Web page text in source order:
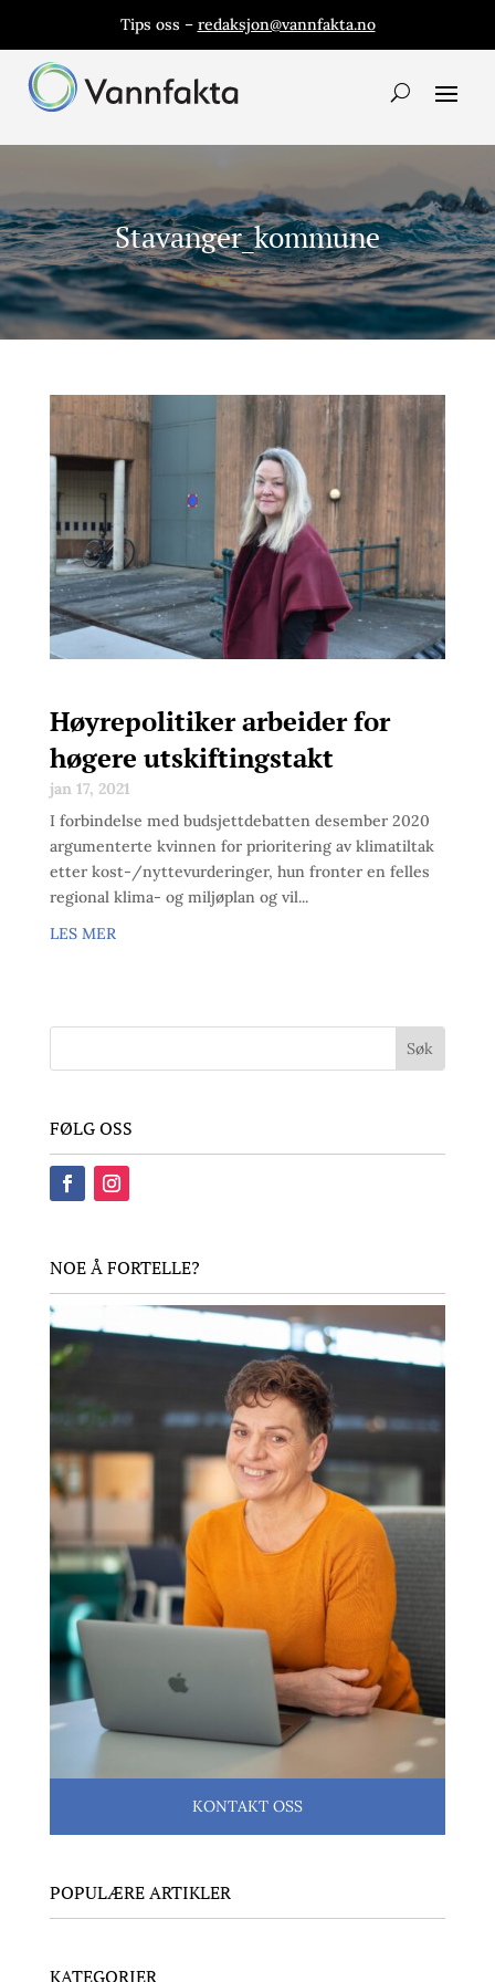
Tips oss – redaksjon@vannfakta.no
Stavanger_kommune
Høyrepolitiker arbeider for
høgere utskiftingstakt
jan 17, 2021
I forbindelse med budsjettdebatten desember 2020
argumenterte kvinnen for prioritering av klimatiltak
etter kost-/nyttevurderinger, hun fronter en felles
regional klima- og miljøplan og vil...
LES MER
FØLG OSS
NOE Å FORTELLE?
KONTAKT OSS
POPULÆRE ARTIKLER
KATEGORIER